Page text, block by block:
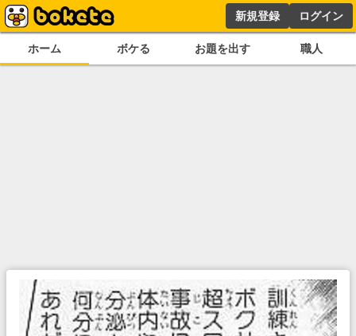
新規登録 ログイン
ホーム ボケる お題を出す 職人